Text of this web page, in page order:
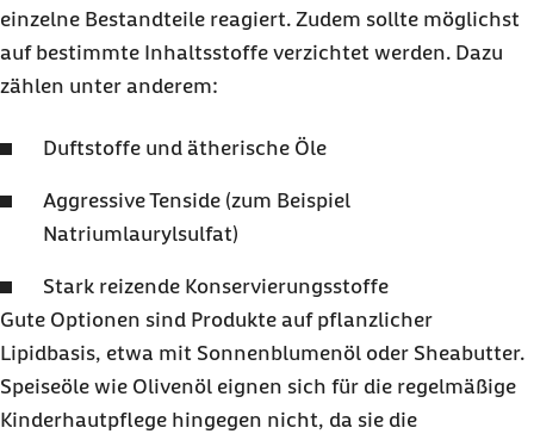
einzelne Bestandteile reagiert. Zudem sollte möglichst
auf bestimmte Inhaltsstoffe verzichtet werden. Dazu
zählen unter anderem:
Duftstoffe und ätherische Öle
Aggressive Tenside (zum Beispiel
Natriumlaurylsulfat)
Stark reizende Konservierungsstoffe
Gute Optionen sind Produkte auf pflanzlicher
Lipidbasis, etwa mit Sonnenblumenöl oder Sheabutter.
Speiseöle wie Olivenöl eignen sich für die regelmäßige
Kinderhautpflege hingegen nicht, da sie die